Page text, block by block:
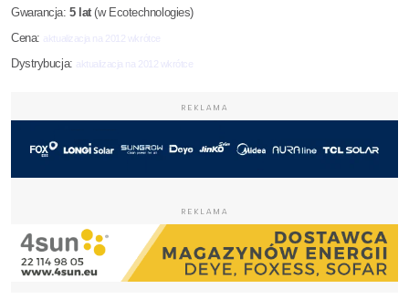
Gwarancja: 5 lat(w Ecotechnologies)
Cena:
aktualizacja na 2012 wkrótce
Dystrybucja: aktualizacja na 2012 wkrótce
REKLAMA
REKLAMA